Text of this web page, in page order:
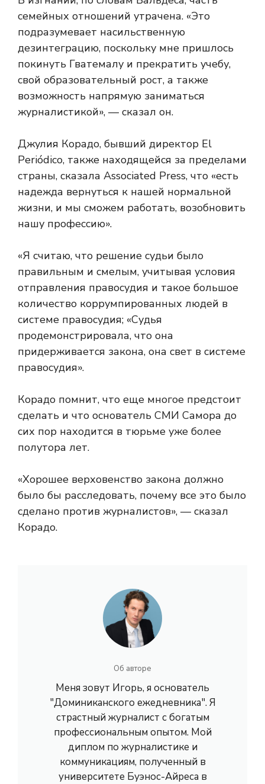
семейных отношений утрачена. «Это
подразумевает насильственную
дезинтеграцию, поскольку мне пришлось
покинуть Гватемалу и прекратить учебу,
свой образовательный рост, а также
возможность напрямую заниматься
журналистикой», — сказал он.
Джулия Корадо, бывший директор El
Periódico, также находящейся за пределами
страны, сказала Associated Press, что «есть
надежда вернуться к нашей нормальной
жизни, и мы сможем работать, возобновить
нашу профессию».
«Я считаю, что решение судьи было
правильным и смелым, учитывая условия
отправления правосудия и такое большое
количество коррумпированных людей в
системе правосудия; «Судья
продемонстрировала, что она
придерживается закона, она свет в системе
правосудия».
Корадо помнит, что еще многое предстоит
сделать и что основатель СМИ Самора до
сих пор находится в тюрьме уже более
полутора лет.
«Хорошее верховенство закона должно
было бы расследовать, почему все это было
сделано против журналистов», — сказал
Корадо.
Об авторе
Меня зовут Игорь, я основатель
"Доминиканского ежедневника". Я
страстный журналист с богатым
профессиональным опытом. Мой
диплом по журналистике и
коммуникациям, полученный в
университете Буэнос-Айреса в